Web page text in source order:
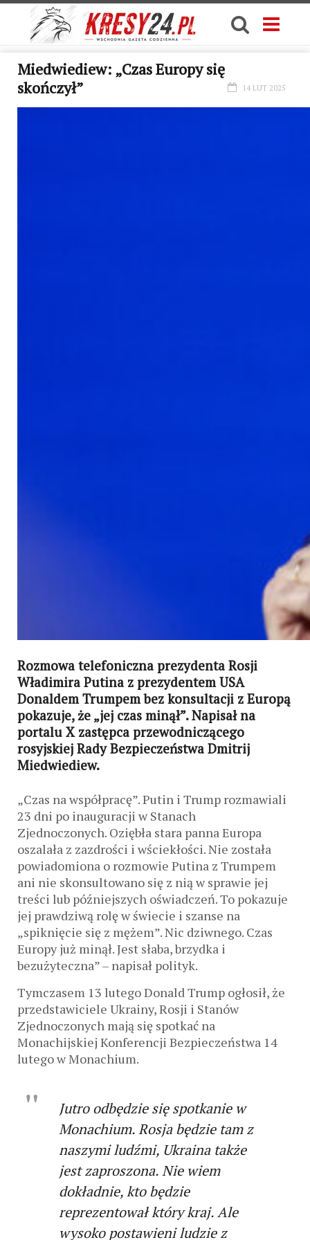
Miedwiediew: „Czas Europy się
skończył”
14 LUT 2025
Rozmowa telefoniczna prezydenta Rosji
Władimira Putina z prezydentem USA
Donaldem Trumpem bez konsultacji z Europą
pokazuje, że „jej czas minął”. Napisał na
portalu X zastępca przewodniczącego
rosyjskiej Rady Bezpieczeństwa Dmitrij
Miedwiediew.
„Czas na współpracę”. Putin i Trump rozmawiali
23 dni po inauguracji w Stanach
Zjednoczonych. Oziębła stara panna Europa
oszalała z zazdrości i wściekłości. Nie została
powiadomiona o rozmowie Putina z Trumpem
ani nie skonsultowano się z nią w sprawie jej
treści lub późniejszych oświadczeń. To pokazuje
jej prawdziwą rolę w świecie i szanse na
„spiknięcie się z mężem”. Nic dziwnego. Czas
Europy już minął. Jest słaba, brzydka i
bezużyteczna” – napisał polityk.
Tymczasem 13 lutego Donald Trump ogłosił, że
przedstawiciele Ukrainy, Rosji i Stanów
Zjednoczonych mają się spotkać na
Monachijskiej Konferencji Bezpieczeństwa 14
lutego w Monachium.
Jutro odbędzie się spotkanie w
Monachium. Rosja będzie tam z
naszymi ludźmi, Ukraina także
jest zaproszona. Nie wiem
dokładnie, kto będzie
reprezentował który kraj. Ale
wysoko postawieni ludzie z